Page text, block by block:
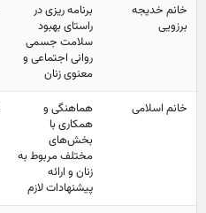
خانم خدیجه
برزویی
برنامه ریزی در
راستای بهبود
سلامت جسمی
روانی اجتماعی و
معنوی زنان
خانم اسلامی
هماهنگی و
همکاری با
بخش‌های
مختلف مربوط به
زنان و ارائه
پیشنهادات لازم